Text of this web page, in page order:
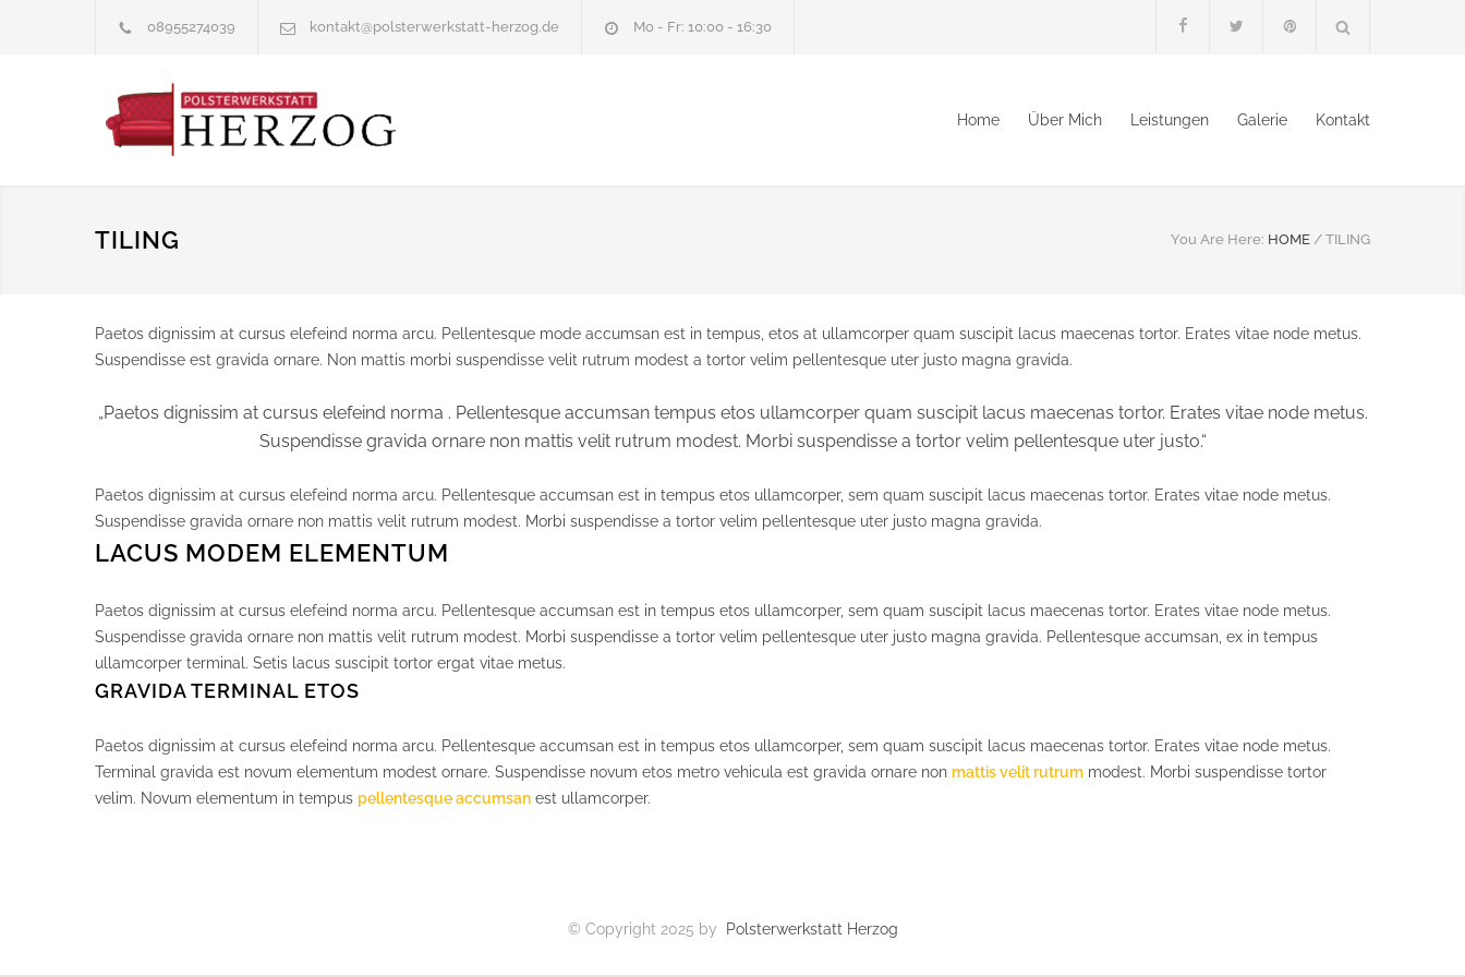
08955274039 kontakt@polsterwerkstatt-herzog.de Mo - Fr: 10:00 - 16:30
Home Über Mich Leistungen Galerie Kontakt
TILING You Are Here: HOME / TILING
Paetos dignissim at cursus elefeind norma arcu. Pellentesque mode accumsan est in tempus, etos at ullamcorper quam suscipit lacus maecenas tortor. Erates vitae node metus.
Suspendisse est gravida ornare. Non mattis morbi suspendisse velit rutrum modest a tortor velim pellentesque uter justo magna gravida.
„Paetos dignissim at cursus elefeind norma . Pellentesque accumsan tempus etos ullamcorper quam suscipit lacus maecenas tortor. Erates vitae node metus.
Suspendisse gravida ornare non mattis velit rutrum modest. Morbi suspendisse a tortor velim pellentesque uter justo.“
Paetos dignissim at cursus elefeind norma arcu. Pellentesque accumsan est in tempus etos ullamcorper, sem quam suscipit lacus maecenas tortor. Erates vitae node metus.
Suspendisse gravida ornare non mattis velit rutrum modest. Morbi suspendisse a tortor velim pellentesque uter justo magna gravida.
LACUS MODEM ELEMENTUM
Paetos dignissim at cursus elefeind norma arcu. Pellentesque accumsan est in tempus etos ullamcorper, sem quam suscipit lacus maecenas tortor. Erates vitae node metus.
Suspendisse gravida ornare non mattis velit rutrum modest. Morbi suspendisse a tortor velim pellentesque uter justo magna gravida. Pellentesque accumsan, ex in tempus
ullamcorper terminal. Setis lacus suscipit tortor ergat vitae metus.
GRAVIDA TERMINAL ETOS
Paetos dignissim at cursus elefeind norma arcu. Pellentesque accumsan est in tempus etos ullamcorper, sem quam suscipit lacus maecenas tortor. Erates vitae node metus.
Terminal gravida est novum elementum modest ornare. Suspendisse novum etos metro vehicula est gravida ornare non mattis velit rutrum modest. Morbi suspendisse tortor
velim. Novum elementum in tempus pellentesque accumsan est ullamcorper.
© Copyright 2025 by Polsterwerkstatt Herzog